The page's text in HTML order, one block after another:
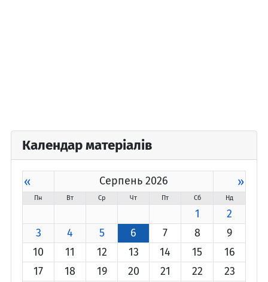
Календар матеріалів
« Серпень 2026 »
Пн Вт Ср Чт Пт Сб Нд
1
2
3
4 5 6 7 8
9
10
11 12 13 14 15
16
17
18 19 20 21 22
23